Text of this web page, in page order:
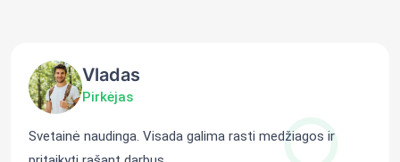
Vladas
Pirkėjas
Svetainė naudinga. Visada galima rasti medžiagos ir